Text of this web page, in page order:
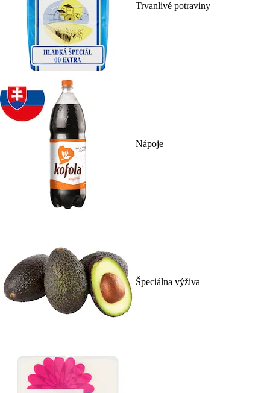
Trvanlivé potraviny
Nápoje
Špeciálna výživa